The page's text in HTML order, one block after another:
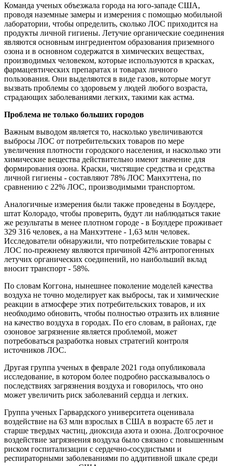
Команда ученых объезжала города на юго-западе США,
проводя наземные замеры и измерения с помощью мобильной
лаборатории, чтобы определить, сколько ЛОС приходится на
продукты личной гигиены. Летучие органические соединения
являются основным ингредиентом образования приземного
озона и в основном содержатся в химических веществах,
производимых человеком, которые используются в красках,
фармацевтических препаратах и товарах личного
пользования. Они выделяются в виде газов, которые могут
вызвать проблемы со здоровьем у людей любого возраста,
страдающих заболеваниями легких, такими как астма.
Проблема не только больших городов
Важным выводом является то, насколько увеличиваются
выбросы ЛОС от потребительских товаров по мере
увеличения плотности городского населения, и насколько эти
химические вещества действительно имеют значение для
формирования озона. Краски, чистящие средства и средства
личной гигиены - составляют 78% ЛОС Манхэттена, по
сравнению с 22% ЛОС, производимыми транспортом.
Аналогичные измерения были также проведены в Боулдере,
штат Колорадо, чтобы проверить, будут ли наблюдаться такие
же результаты в менее плотном городе - в Боулдере проживает
329 316 человек, а на Манхэттене - 1,63 млн человек.
Исследователи обнаружили, что потребительские товары с
ЛОС по-прежнему являются причиной 42% антропогенных
летучих органических соединений, но наибольший вклад
вносит транспорт - 58%.
По словам Коггона, нынешнее поколение моделей качества
воздуха не точно моделирует как выбросы, так и химические
реакции в атмосфере этих потребительских товаров, и их
необходимо обновить, чтобы полностью отразить их влияние
на качество воздуха в городах. По его словам, в районах, где
озоновое загрязнение является проблемой, может
потребоваться разработка новых стратегий контроля
источников ЛОС.
Другая группа ученых в феврале 2021 года опубликовала
исследование, в котором более подробно рассказывалось о
последствиях загрязнения воздуха и говорилось, что оно
может увеличить риск заболеваний сердца и легких.
Группа ученых Гарвардского университета оценивала
воздействие на 63 млн взрослых в США в возрасте 65 лет и
старше твердых частиц, диоксида азота и озона. Долгосрочное
воздействие загрязнения воздуха было связано с повышенным
риском госпитализации с сердечно-сосудистыми и
респираторными заболеваниями по аддитивной шкале среди